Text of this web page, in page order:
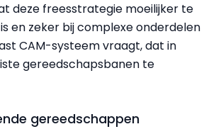
deze freesstrategie moeilijker te
en zeker bij complexe onderdelen
CAM-systeem vraagt, dat in
gereedschapsbanen te
gereedschappen